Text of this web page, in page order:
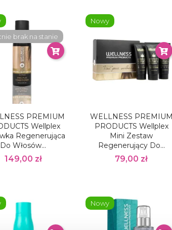
PREMIUM
Wellplex
Regenerująca
Do Włosów...
149,00 zł
brak na stanie
WELLNESS PREMIUM
PRODUCTS Wellplex
Mini Zestaw
Regenerujący Do...
79,00 zł
Nowy
Nowy